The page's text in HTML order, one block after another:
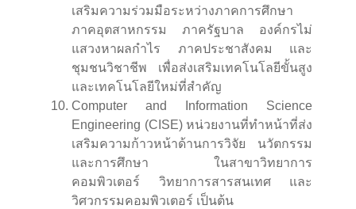
เสริมความร่วมมือระหว่างภาคการศึกษา
ภาคอุตสาหกรรม ภาครัฐบาล องค์กรไม่
แสวงหาผลกําไร ภาคประชาสังคม และ
ชุมชนวิชาชีพ เพื่อส่งเสริมเทคโนโลยีขั้นสูง
และเทคโนโลยีใหม่ที่สําคัญ
Computer and Information Science
Engineering (CISE) หน่วยงานที่ทำหน้าที่ส่ง
เสริมความก้าวหน้าด้านการวิจัย นวัตกรรม
และการศึกษา ในสาขาวิทยาการ
คอมพิวเตอร์ วิทยาการสารสนเทศ และ
วิศวกรรมคอมพิวเตอร์ เป็นต้น